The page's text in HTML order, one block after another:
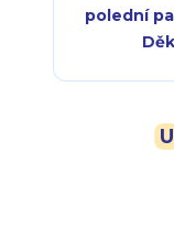
polední